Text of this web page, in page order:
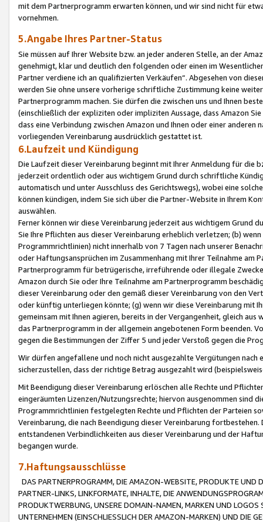
mit dem Partnerprogramm erwarten können, und wir sind nicht für
vornehmen.
5.Angabe Ihres Partner-Status
Sie müssen auf Ihrer Website bzw. an jeder anderen Stelle, an der
genehmigt, klar und deutlich den folgenden oder einen im
Partner verdiene ich an qualifizierten Verkäufen“. Abgesehen von
werden Sie ohne unsere vorherige schriftliche Zustimmung keine
Partnerprogramm machen. Sie dürfen die zwischen uns und Ihnen
(einschließlich der expliziten oder impliziten Aussage, dass Amazon
dass eine Verbindung zwischen Amazon und Ihnen oder einer
vorliegenden Vereinbarung ausdrücklich gestattet ist.
6.Laufzeit und Kündigung
Die Laufzeit dieser Vereinbarung beginnt mit Ihrer Anmeldung für die
jederzeit ordentlich oder aus wichtigem Grund durch schriftliche
automatisch und unter Ausschluss des Gerichtswegs), wobei eine
können kündigen, indem Sie sich über die Partner-Website in Ihrem
auswählen.
Ferner können wir diese Vereinbarung jederzeit aus wichtigem Grund
Sie Ihre Pflichten aus dieser Vereinbarung erheblich verletzen; (b)
Programmrichtlinien) nicht innerhalb von 7 Tagen nach unserer
oder Haftungsansprüchen im Zusammenhang mit Ihrer Teilnahme am
Partnerprogramm für betrügerische, irreführende oder illegale
Amazon durch Sie oder Ihre Teilnahme am Partnerprogramm
dieser Vereinbarung oder den gemäß dieser Vereinbarung von den
oder künftig unterliegen könnte; (g) wenn wir diese Vereinbarung mit
gemeinsam mit Ihnen agieren, bereits in der Vergangenheit, gleich
das Partnerprogramm in der allgemein angebotenen Form beenden.
gegen die Bestimmungen der Ziffer 5 und jeder Verstoß gegen die
Wir dürfen angefallene und noch nicht ausgezahlte Vergütungen
sicherzustellen, dass der richtige Betrag ausgezahlt wird
Mit Beendigung dieser Vereinbarung erlöschen alle Rechte und
eingeräumten Lizenzen/Nutzungsrechte; hiervon ausgenommen sind
Programmrichtlinien festgelegten Rechte und Pflichten der Parteien
Vereinbarung, die nach Beendigung dieser Vereinbarung
entstandenen Verbindlichkeiten aus dieser Vereinbarung und der
begangen wurde.
7.Haftungsausschlüsse
DAS PARTNERPROGRAMM, DIE AMAZON-WEBSITE, PRODUKTE UND
PARTNER-LINKS, LINKFORMATE, INHALTE, DIE
PRODUKTWERBUNG, UNSERE DOMAIN-NAMEN, MARKEN UND
UNTERNEHMEN (EINSCHLIESSLICH DER AMAZON-MARKEN) UND DIE